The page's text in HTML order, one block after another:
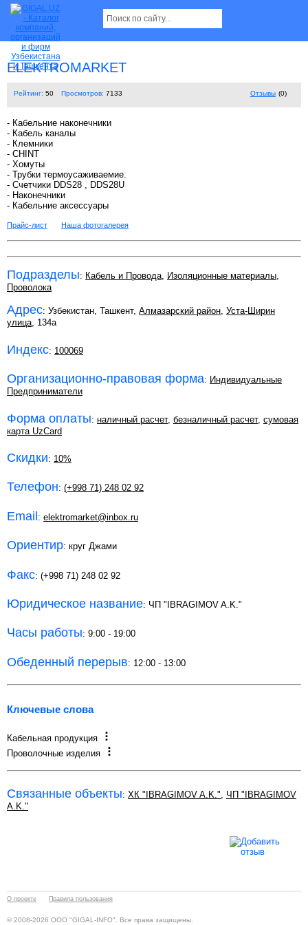
ELEKTROMARKET
Рейтинг: 50 Просмотров: 7133 Отзывы (0)
- Кабельние наконечники
- Кабель каналы
- Клемники
- CHINT
- Хомуты
- Трубки термоусаживаемие.
- Счетчики DDS28 , DDS28U
- Наконечники
- Кабельние аксессуары
Прайс-лист Наша фотогалерея
Подразделы: Кабель и Провода, Изоляционные материалы,
Проволока
Адрес: Узбекистан, Ташкент, Алмазарский район, Уста-Ширин
улица, 134а
Индекс: 100069
Организационно-правовая форма: Индивидуальные
Предприниматели
Форма оплаты: наличный расчет, безналичный расчет, сумовая
карта UzCard
Скидки: 10%
Телефон: (+998 71) 248 02 92
Email: elektromarket@inbox.ru
Ориентир: круг Джами
Факс: (+998 71) 248 02 92
Юридическое название: ЧП "IBRAGIMOV A.K."
Часы работы: 9:00 - 19:00
Обеденный перерыв: 12:00 - 13:00
Ключевые слова
Кабельная продукция
Проволочные изделия
Связанные объекты: ХК "IBRAGIMOV A.K."
ЧП "IBRAGIMOV
A.K."
О проекте Правила пользования
© 2008-2026 ООО "GIGAL-INFO". Все права защищены.